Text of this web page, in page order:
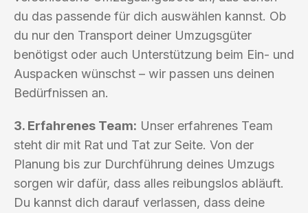
du das passende für dich auswählen kannst. Ob
du nur den Transport deiner Umzugsgüter
benötigst oder auch Unterstützung beim Ein- und
Auspacken wünschst – wir passen uns deinen
Bedürfnissen an.
3. Erfahrenes Team: Unser erfahrenes Team
steht dir mit Rat und Tat zur Seite. Von der
Planung bis zur Durchführung deines Umzugs
sorgen wir dafür, dass alles reibungslos abläuft.
Du kannst dich darauf verlassen, dass deine